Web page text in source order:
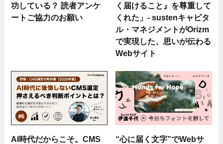
功している？ 読者アンケ
ートご協力のお願い
く届けること』を尊重して
くれた」- sustenキャピタ
ル・マネジメントがOrizm
で実現した、思いが伝わる
Webサイト
AI時代だからこそ。CMS
“心に届く文字”でWebサ